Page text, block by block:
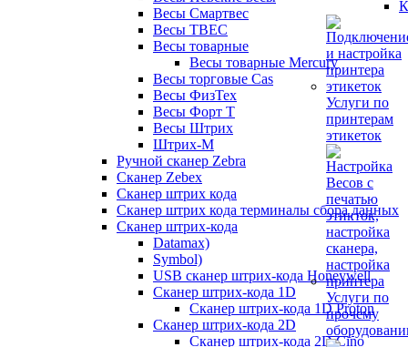
Весы Смартвес
Весы ТВЕС
Весы товарные
Весы товарные Mercury
Весы торговые Cas
Весы ФизТех
Весы Форт Т
Весы Штрих
Штрих-М
Ручной сканер Zebra
Сканер Zebex
Сканер штрих кода
Сканер штрих кода терминалы сбора данных
Сканер штрих-кода
Datamax)
Symbol)
USB сканер штрих-кода Honeywell
Сканер штрих-кода 1D
Сканер штрих-кода 1D Proton
Сканер штрих-кода 2D
Сканер штрих-кода 2D Cino
Услуги по
принтерам
этикеток
Услуги по
прочему